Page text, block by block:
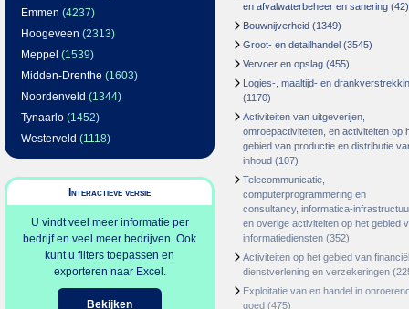
Emmen (4237)
Hoogeveen (2313)
Meppel (1539)
Midden-Drenthe (1603)
Noordenveld (1344)
Tynaarlo (1452)
Westerveld (1118)
Interactieve versie
U vindt veel meer informatie per
bedrijf en veel meer bedrijven. Ook
kunt u filters toepassen en
exporteren naar Excel.
Bekijken
en afvalwaterbeheer en sanering (42)
Bouwnijverheid (1349)
Groot- en detailhandel (3545)
Vervoer en opslag (455)
Logies-, maaltijd- en
(1170)
Activiteiten van uitgeverijen,
omroepactiviteiten, en activiteiten op
gebied van productie en distributie
inhoud (107)
Telecommunicatie,
computerprogrammering en
consultancy, informatica-
en overige activiteiten op het gebied
informatiediensten (352)
Activiteiten op het gebied van
dienstverlening en verzekeringen
Exploitatie van en handel in
goed (475)